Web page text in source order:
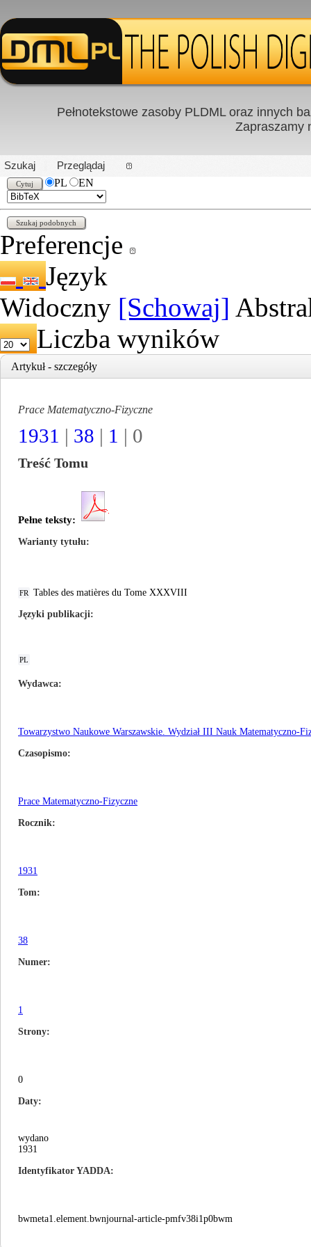
PL|EN
Pełnotekstowe zasoby PLDML oraz innych
Zapraszamy
Szukaj
Przeglądaj
PL
EN
Preferencje
Język
Widoczny [Schowaj]
Liczba wyników
Artykuł - szczegóły
Prace Matematyczno-Fizyczne
1931 | 38 | 1 | 0
Treść Tomu
Pełne teksty:
Warianty tytułu
FR Tables des matières du Tome XXXVIII
Języki publikacji
PL
Wydawca
Towarzystwo Naukowe Warszawskie. Wydział III Nauk Matematyczno-
Czasopismo
Prace Matematyczno-Fizyczne
Rocznik
1931
Tom
38
Numer
1
Strony
0
Daty
wydano
1931
Identyfikator YADDA
bwmeta1.element.bwnjournal-article-pmfv38i1p0bwm